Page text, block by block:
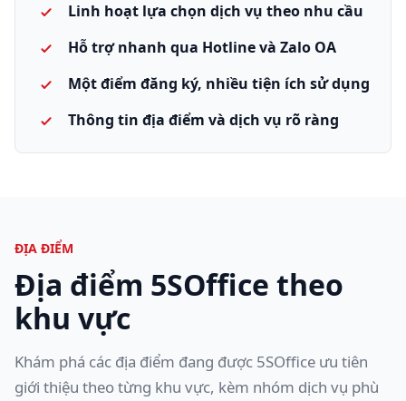
Linh hoạt lựa chọn dịch vụ theo nhu cầu
Hỗ trợ nhanh qua Hotline và Zalo OA
Một điểm đăng ký, nhiều tiện ích sử dụng
Thông tin địa điểm và dịch vụ rõ ràng
ĐỊA ĐIỂM
Địa điểm 5SOffice theo
khu vực
Khám phá các địa điểm đang được 5SOffice ưu tiên
giới thiệu theo từng khu vực, kèm nhóm dịch vụ phù